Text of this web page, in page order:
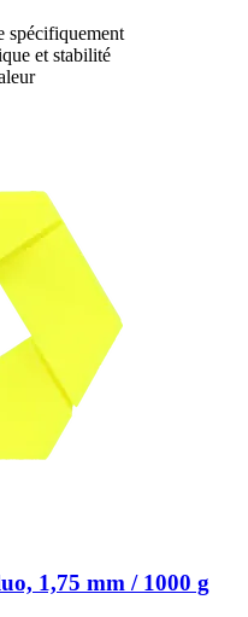
spécifiquement
et stabilité
1,75 mm / 1000 g